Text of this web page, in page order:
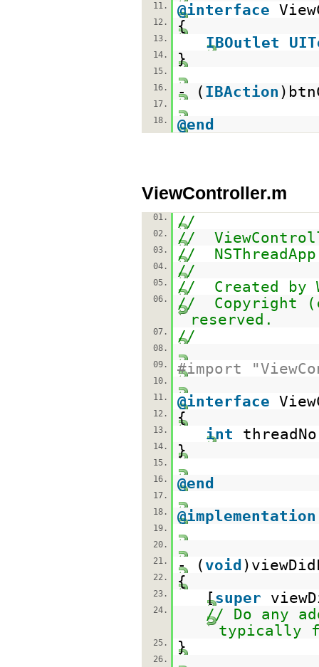
11.
@interface
12. {
13. IBOutlet
14. }
15.
16.
- ( IBAction
17.
18.
@end
ViewController.m
01. //
02. //
03. // NSThreadApp
04. //
05. // Created by
06.
// Copyright
reserved.
07. //
08.
09.
#import
10.
11.
@interface
12. {
13. int
14. }
15.
16.
@end
17.
18.
@implementation
19.
20.
21.
- ( void
22. {
23. [super
24.
// Do any
typically
25. }
26.